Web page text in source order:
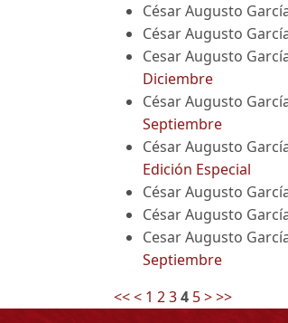
César Augusto
César Augusto
Cesar Augusto
Diciembre
César Augusto
Septiembre
César Augusto
Edición Especial
César Augusto
César Augusto
Cesar Augusto
Septiembre
<<< 1 234 5>>>